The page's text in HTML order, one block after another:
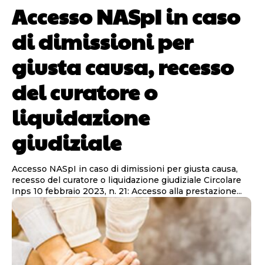
Accesso NASpI in caso
di dimissioni per
giusta causa, recesso
del curatore o
liquidazione
giudiziale
Accesso NASpI in caso di dimissioni per giusta causa,
recesso del curatore o liquidazione giudiziale Circolare
Inps 10 febbraio 2023, n. 21: Accesso alla prestazione...